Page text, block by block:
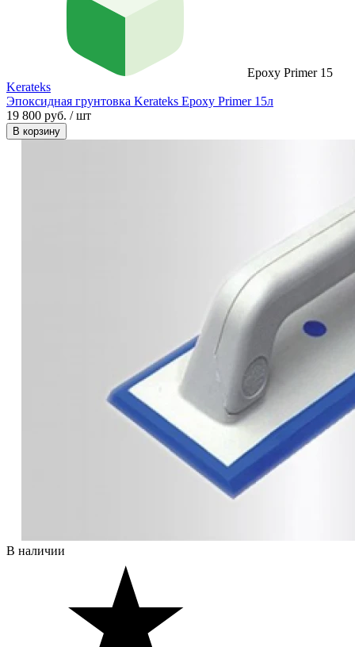
Epoxy Primer 15
Kerateks
Эпоксидная грунтовка Kerateks Epoxy Primer 15л
19 800 руб. / шт
В корзину
В наличии